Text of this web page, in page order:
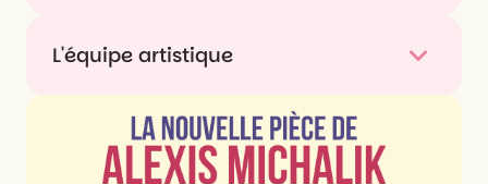
L'équipe artistique
TraductionThomas Resendes